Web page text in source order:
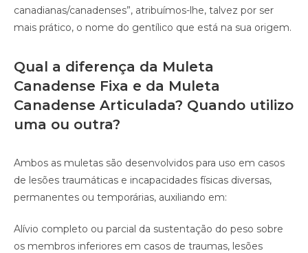
canadianas/canadenses”, atribuímos-lhe, talvez por ser
mais prático, o nome do gentílico que está na sua origem.
Qual a diferença da Muleta
Canadense Fixa e da Muleta
Canadense Articulada? Quando utilizo
uma ou outra?
Ambos as muletas são desenvolvidos para uso em casos
de lesões traumáticas e incapacidades físicas diversas,
permanentes ou temporárias, auxiliando em:
Alívio completo ou parcial da sustentação do peso sobre
os membros inferiores em casos de traumas, lesões